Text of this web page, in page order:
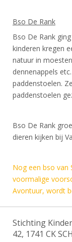
Bso De Rank
Bso De Rank
kinderen kregen
natuur in
dennenappels
paddenstoelen.
paddenstoelen
Bso De Rank
dieren kijken bij
Nog een bso van
voormalige
Avontuur, wordt
Stichting
42, 1741 CK